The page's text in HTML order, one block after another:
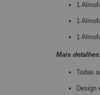
1
1
1
Mais
Todas
Design